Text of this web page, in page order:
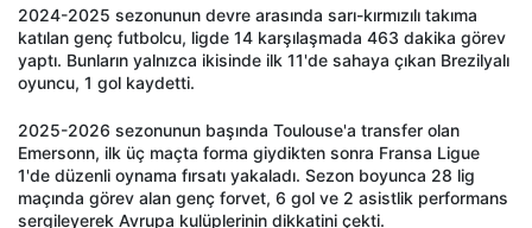
2024-2025 sezonunun devre arasında sarı-kırmızılı takıma
katılan genç futbolcu, ligde 14 karşılaşmada 463 dakika görev
yaptı. Bunların yalnızca ikisinde ilk 11'de sahaya çıkan Brezilyalı
oyuncu, 1 gol kaydetti.
2025-2026 sezonunun başında Toulouse'a transfer olan
Emersonn, ilk üç maçta forma giydikten sonra Fransa Ligue
1'de düzenli oynama fırsatı yakaladı. Sezon boyunca 28 lig
maçında görev alan genç forvet, 6 gol ve 2 asistlik performans
sergileyerek Avrupa kulüplerinin dikkatini çekti.